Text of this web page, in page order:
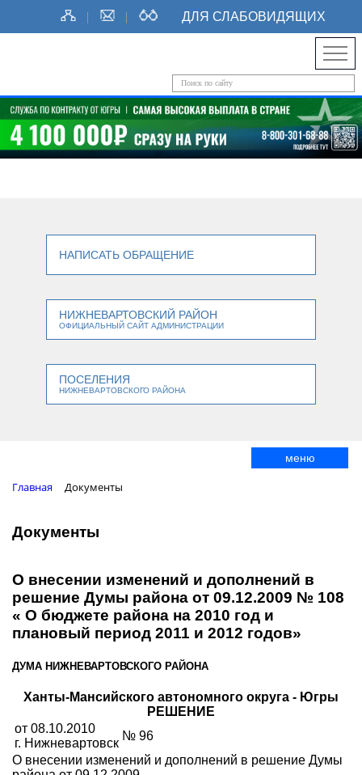
ДЛЯ СЛАБОВИДЯЩИХ
НАПИСАТЬ ОБРАЩЕНИЕ
НИЖНЕВАРТОВСКИЙ РАЙОН
ОФИЦИАЛЬНЫЙ САЙТ АДМИНИСТРАЦИИ
ПОСЕЛЕНИЯ
НИЖНЕВАРТОВСКОГО РАЙОНА
меню
Главная Документы
Документы
О внесении изменений и дополнений в
решение Думы района от 09.12.2009 № 108
« О бюджете района на 2010 год и
плановый период 2011 и 2012 годов»
ДУМА НИЖНЕВАРТОВСКОГО РАЙОНА
Ханты-Мансийского автономного округа - Югры
РЕШЕНИЕ
от 08.10.2010
г. Нижневартовск
№ 96
О внесении изменений и дополнений в решение Думы